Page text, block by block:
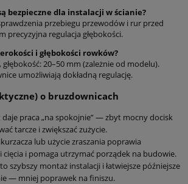
bezpieczne dla instalacji w ścianie?
przebiegu przewodów i rur przed
precyzyjna regulacja głębokości.
i głębokości rowków?
20–50 mm (zależnie od modelu).
umożliwiają dokładną regulację.
o bruzdownicach
daje praca „na spokojnie” — zbyt mocny docisk
tarcze i zwiększać zużycie.
lub użycie zraszania poprawia
cięcia i pomaga utrzymać porządek na budowie.
szybszy montaż instalacji i łatwiejsze późniejsze
— mniej poprawek na finiszu.